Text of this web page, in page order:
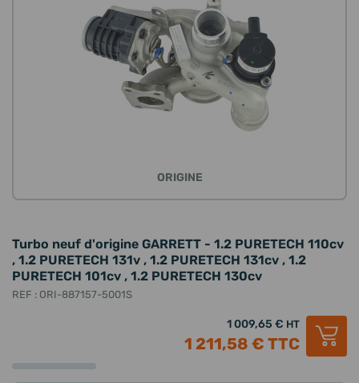
ORIGINE
Turbo neuf d'origine GARRETT - 1.2 PURETECH 110cv
, 1.2 PURETECH 131v , 1.2 PURETECH 131cv , 1.2
PURETECH 101cv , 1.2 PURETECH 130cv
REF : ORI-887157-5001S
1 009,65 € HT
1 211,58 € TTC